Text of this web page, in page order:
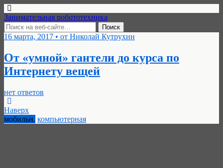
Занимательная робототехника
16 марта, 2017 • от Николай Кутрухин
От «умной» гантели до курса по
Интернету вещей
нет ответов
Наверх
мобильн. компьютерная